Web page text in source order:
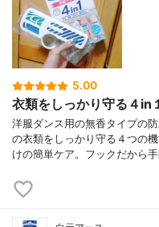
5.00
衣類をしっかり守る４in
洋服ダンス用の無香タイプの
の衣類をしっかり守る４つの
けの簡単ケア。フックだから